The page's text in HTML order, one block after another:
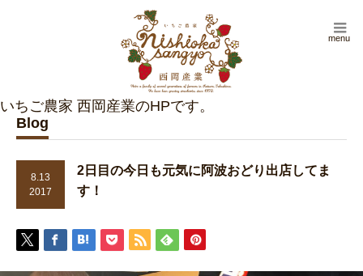
menu
Blog
8.13
2017
2日目の今日も元気に阿波おどり出店してま
す！